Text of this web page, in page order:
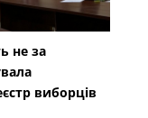
не за
виборців